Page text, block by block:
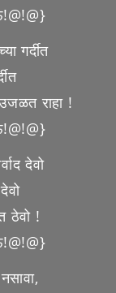
गर्दीत
राहा !
देवो
ठेवो !